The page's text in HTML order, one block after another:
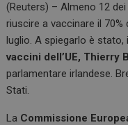
ce
b
o
o
ke
dI
n
s
A
p
(Reuters) – Almeno 12
riuscire a vaccinare il
luglio. A spiegarlo è stato,
vaccini dell’UE, Thierry
parlamentare irlandese.
Stati.
La Commissione